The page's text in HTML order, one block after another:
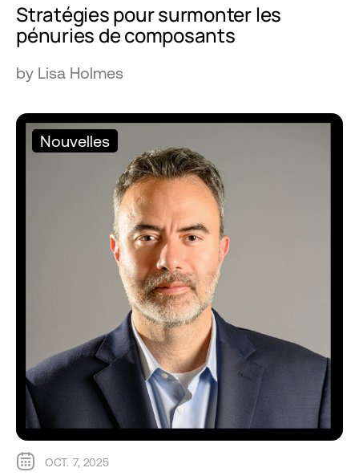
Stratégies pour surmonter les
pénuries de composants
by Lisa Holmes
Nouvelles
OCT. 7, 2025